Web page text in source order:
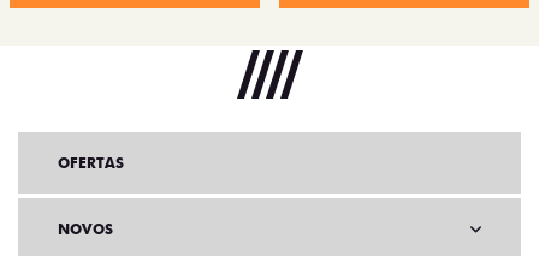
OFERTAS
NOVOS